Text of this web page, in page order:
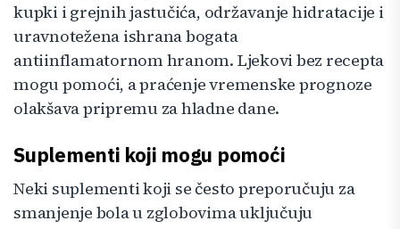
kupki i grejnih jastučića, održavanje hidratacije i
uravnotežena ishrana bogata
antiinflamatornom hranom. Ljekovi bez recepta
mogu pomoći, a praćenje vremenske prognoze
olakšava pripremu za hladne dane.
Suplementi koji mogu pomoći
Neki suplementi koji se često preporučuju za
smanjenje bola u zglobovima uključuju